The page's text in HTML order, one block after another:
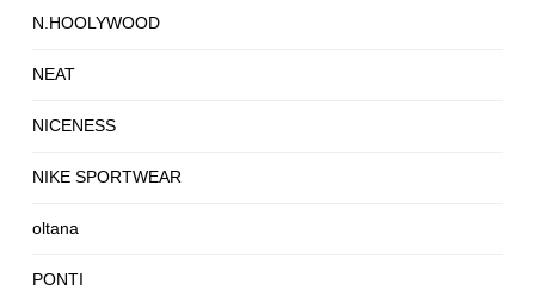
N.HOOLYWOOD
NEAT
NICENESS
NIKE SPORTWEAR
oltana
PONTI